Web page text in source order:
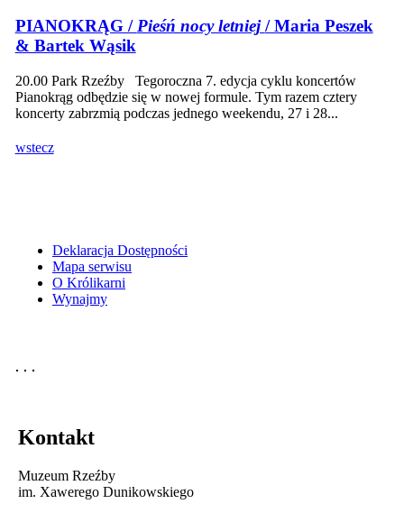
PIANOKRĄG /Pieśń nocy letniej/ Maria Peszek
& Bartek Wąsik
20.00 Park Rzeźby Tegoroczna 7. edycja cyklu koncertów
Pianokrąg odbędzie się w nowej formule. Tym razem cztery
koncerty zabrzmią podczas jednego weekendu, 27 i 28...
wstecz
Deklaracja Dostępności
Mapa serwisu
O Królikarni
Wynajmy
Kontakt
Muzeum Rzeźby
im. Xawerego Dunikowskiego